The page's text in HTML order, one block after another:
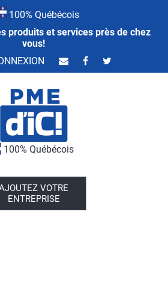
100% Québécois
produits et services près de chez
vous!
100% Québécois
VOTRE
ENTREPRISE